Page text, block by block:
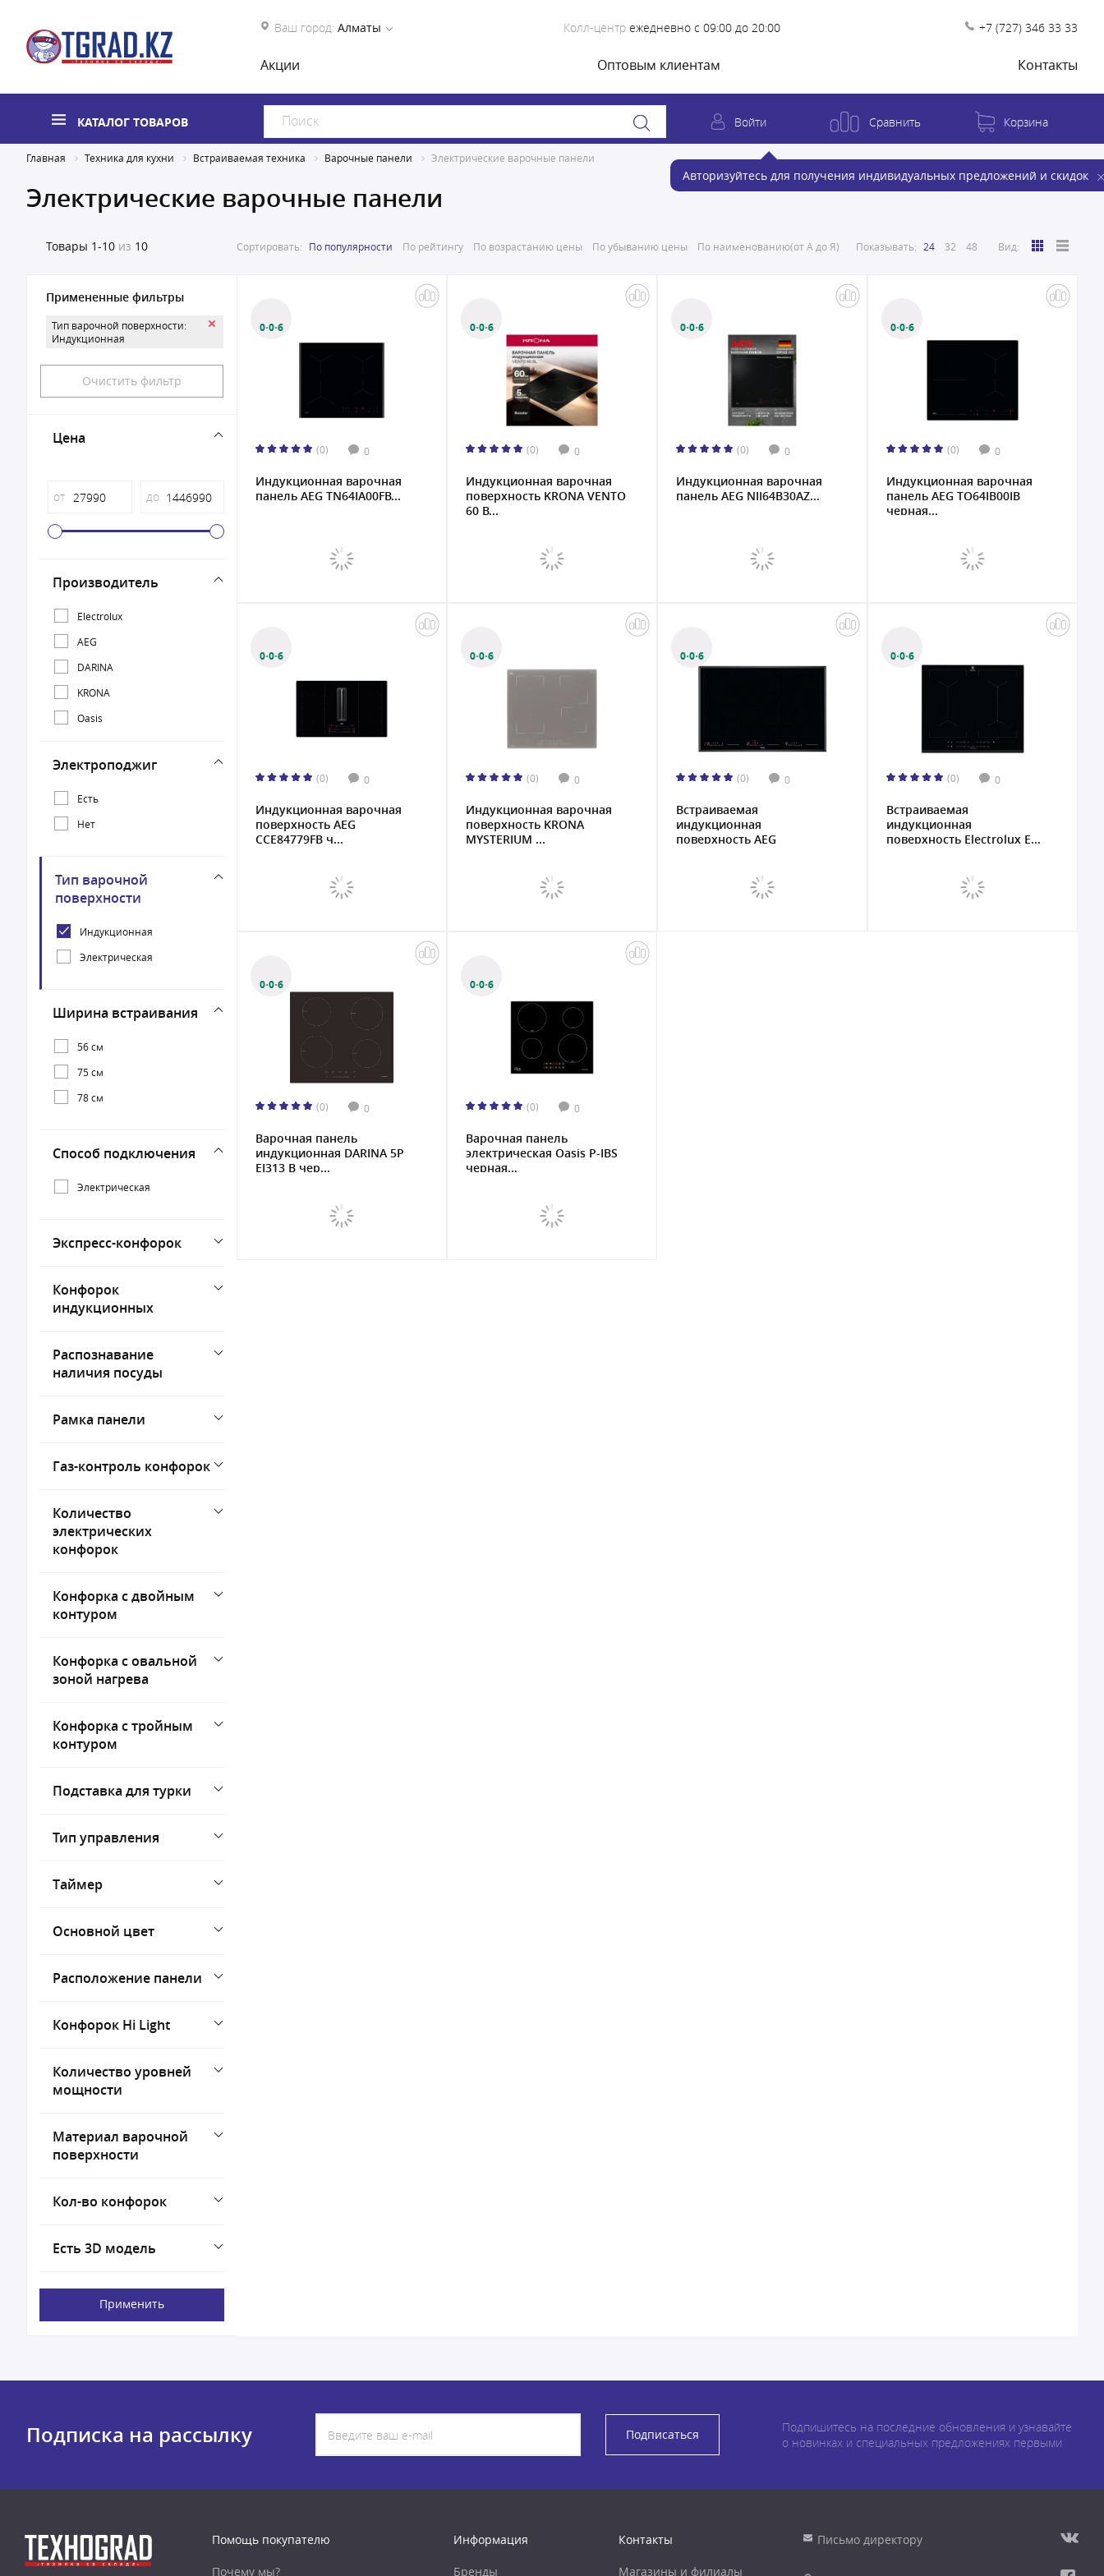
Ваш город: Алматы Колл-центр ежедневно с 09:00 до 20:00 +7 (727) 346 33 33
Акции Оптовым клиентам Контакты
КАТАЛОГ ТОВАРОВ Войти
Авторизуйтесь для получения индивидуальных предложений и скидок
Сравнить Корзина
Главная Техника для кухни Встраиваемая техника Варочные панели Электрические варочные панели
Электрические варочные панели
Товары 1-10 из 10 Сортировать: По популярности По рейтингу По возрастанию цены По убыванию цены По наименованию(от А до Я) Показывать: 24 32 48 Вид:
Примененные фильтры
Тип варочной поверхности:
Индукционная
Очистить фильтр
Цена
от до
Производитель
Electrolux
AEG
DARINA
KRONA
Oasis
Электроподжиг
Есть
Нет
Тип варочной
поверхности
Индукционная
Электрическая
Ширина встраивания
56 см
75 см
78 см
Способ подключения
Электрическая
Экспресс-конфорок
Конфорок
индукционных
Распознавание
наличия посуды
Рамка панели
Газ-контроль конфорок
Количество
электрических
конфорок
Конфорка с двойным
контуром
Конфорка с овальной
зоной нагрева
Конфорка с тройным
контуром
Подставка для турки
Тип управления
Таймер
Основной цвет
Расположение панели
Конфорок Hi Light
Количество уровней
мощности
Материал варочной
поверхности
Кол-во конфорок
Есть 3D модель
Применить
0·0·6
(0) 0
Индукционная варочная
панель AEG TN64IA00FB...
0·0·6
(0) 0
Индукционная варочная
поверхность KRONA VENTO
60 B...
0·0·6
(0) 0
Индукционная варочная
панель AEG NII64B30AZ...
0·0·6
(0) 0
Индукционная варочная
панель AEG TO64IB00IB
черная...
0·0·6
(0) 0
Индукционная варочная
поверхность AEG
CCE84779FB ч...
0·0·6
(0) 0
Индукционная варочная
поверхность KRONA
MYSTERIUM ...
0·0·6
(0) 0
Встраиваемая
индукционная
поверхность AEG
0·0·6
(0) 0
Встраиваемая
индукционная
поверхность Electrolux E...
0·0·6
(0) 0
Варочная панель
индукционная DARINA 5P
EI313 B чер...
0·0·6
(0) 0
Варочная панель
электрическая Oasis P-IBS
черная...
Подписка на рассылку Подписаться
Подпишитесь на последние обновления и узнавайте
о новинках и специальных предложениях первыми
Помощь покупателю
Почему мы?
Информация
Бренды
Контакты
Магазины и филиалы
Письмо директору